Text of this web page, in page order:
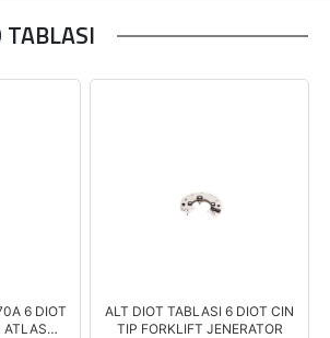
6 DIOT
ATLAS
ALT DIOT TABLASI 6 DIOT CIN
TIP FORKLIFT JENERATOR